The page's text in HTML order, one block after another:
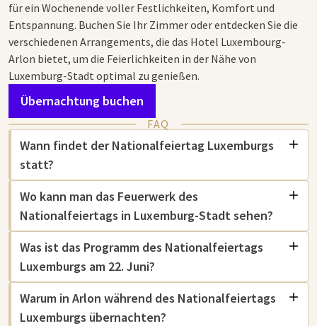
für ein Wochenende voller Festlichkeiten, Komfort und
Entspannung. Buchen Sie Ihr Zimmer oder entdecken Sie die
verschiedenen Arrangements, die das Hotel Luxembourg-
Arlon bietet, um die Feierlichkeiten in der Nähe von
Luxemburg-Stadt optimal zu genießen.
Übernachtung buchen
FAQ
Wann findet der Nationalfeiertag Luxemburgs
statt?
Wo kann man das Feuerwerk des
Nationalfeiertags in Luxemburg-Stadt sehen?
Was ist das Programm des Nationalfeiertags
Luxemburgs am 22. Juni?
Warum in Arlon während des Nationalfeiertags
Luxemburgs übernachten?